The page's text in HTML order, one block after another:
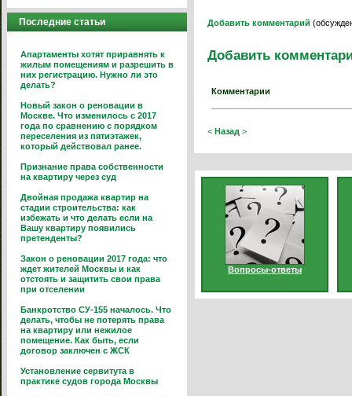
Последние статьи
Апартаменты хотят приравнять к
жилым помещениям и разрешить в
них регистрацию. Нужно ли это
делать?
Новый закон о реновации в
Москве. Что изменилось с 2017
года по сравнению с порядком
переселения из пятиэтажек,
который действовал ранее.
Признание права собственности
на квартиру через суд
Двойная продажа квартир на
стадии строительства: как
избежать и что делать если на
Вашу квартиру появились
претенденты?
Закон о реновации 2017 года: что
ждет жителей Москвы и как
отстоять и защитить свои права
при отселении
Банкротство СУ-155 началось. Что
делать, чтобы не потерять права
на квартиру или нежилое
помещение. Как быть, если
договор заключен с ЖСК
Установление сервитута в
практике судов города Москвы
Добавить комментарий
Добавить
Комментарии
< Назад >
Вопросы-ответы